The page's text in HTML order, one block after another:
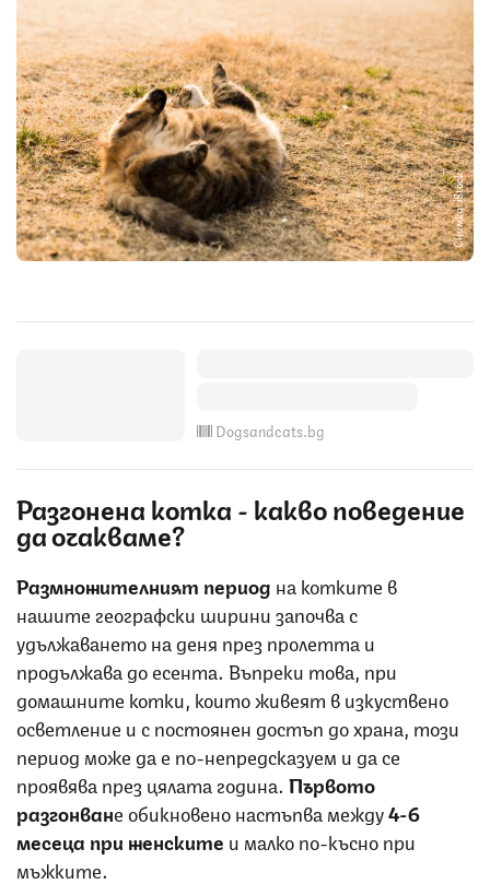
Снимка: iStock
Dogsandcats.bg
Разгонена котка - какво поведение
да очакваме?
Размножителният период на котките в
нашите географски ширини започва с
удължаването на деня през пролетта и
продължава до есента. Въпреки това, при
домашните котки, които живеят в изкуствено
осветление и с постоянен достъп до храна, този
период може да е по-непредсказуем и да се
проявява през цялата година. Първото
разгонване обикновено настъпва между4-6
месеца при женските и малко по-късно при
мъжките.